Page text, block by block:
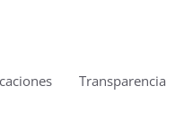
Transparencia